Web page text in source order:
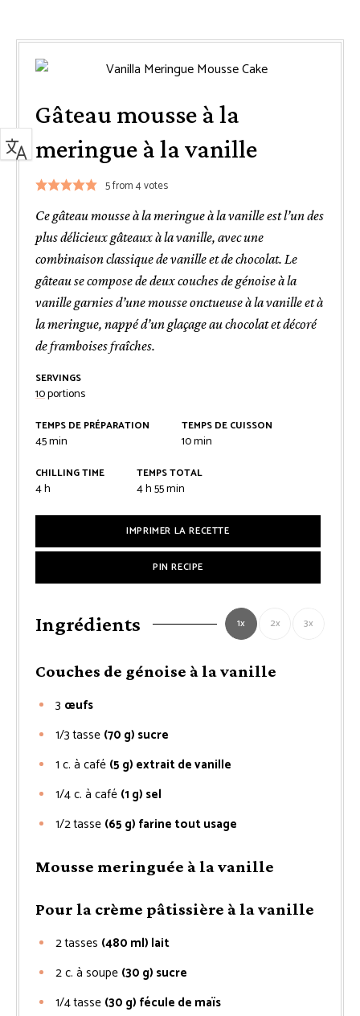
Gâteau mousse à la
meringue à la vanille
5from4votes
Ce gâteau mousse à la meringue à la vanille est l’un des
plus délicieux gâteaux à la vanille, avec une
combinaison classique de vanille et de chocolat. Le
gâteau se compose de deux couches de génoise à la
vanille garnies d’une mousse onctueuse à la vanille et à
la meringue, nappé d’un glaçage au chocolat et décoré
de framboises fraîches.
SERVINGS
10portions
TEMPS DE PRÉPARATION
45minutes
min
TEMPS DE CUISSON
10minutes
min
CHILLING TIME
4heures
h
TEMPS TOTAL
4heures
h55minutes
min
IMPRIMER LA RECETTE
PIN RECIPE
Ingrédients 1x 2x 3x
Couches de génoise à la vanille
3 œufs
1/3tasse (70 g) sucre
1 c. à café (5 g) extrait de vanille
1/4c. à café (1 g) sel
1/2tasse (65 g) farine tout usage
Mousse meringuée à la vanille
Pour la crème pâtissière à la vanille
2tasses (480 ml) lait
2c. à soupe (30 g) sucre
1/4tasse (30 g) fécule de maïs